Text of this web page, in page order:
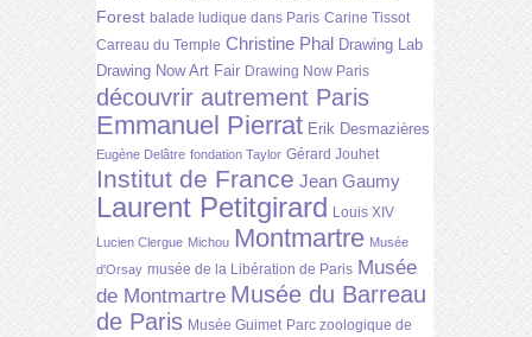
Forest balade ludique dans Paris Carine Tissot
Carreau du Temple Christine Phal Drawing Lab
Drawing Now Art Fair Drawing Now Paris
découvrir autrement Paris
Emmanuel Pierrat Erik Desmazières
Eugène Delâtre fondation Taylor Gérard Jouhet
Institut de France Jean Gaumy
Laurent Petitgirard Louis XIV
Lucien Clergue Michou Montmartre Musée
d'Orsay musée de la Libération de Paris Musée
de Montmartre Musée du Barreau
de Paris Musée Guimet Parc zoologique de